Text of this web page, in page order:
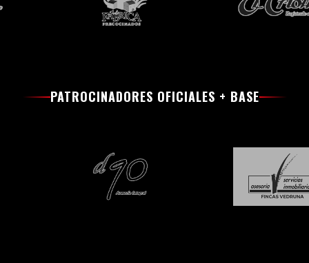
PATROCINADORES OFICIALES + BASE